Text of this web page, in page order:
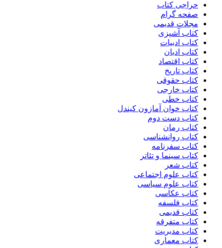
حراجی کتاب
صفحه گرام
مجلات قدیمی
کتاب آشپزی
کتاب ادبیات
کتاب ادیان
کتاب اقتصاد
کتاب تاریخ
کتاب حقوقی
کتاب خارجی
کتاب خطی
کتاب خوان آمازون کیندل
کتاب دست دوم
کتاب رمان
کتاب روانشناسی
کتاب سفرنامه
کتاب سینما و تئاتر
کتاب شعر
کتاب علوم اجتماعی
کتاب علوم سیاسی
کتاب عکاسی
کتاب فلسفه
کتاب قدیمی
کتاب متفرقه
کتاب مدیریت
کتاب معماری